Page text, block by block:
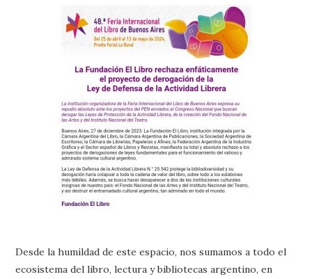
Desde la humildad de este espacio, nos sumamos a todo el
ecosistema del libro, lectura y bibliotecas argentino, en